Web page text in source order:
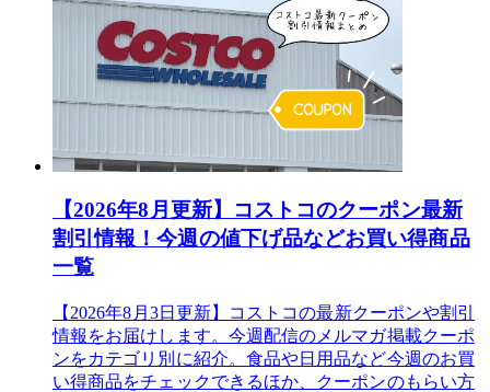
【2026年8月更新】コストコのクーポン最新
割引情報！今週の値下げ品などお買い得商品
一覧
【2026年8月3日更新】コストコの最新クーポンや割引
情報をお届けします。今週配信のメルマガ掲載クーポ
ンをカテゴリ別に紹介。食品や日用品など今週のお買
い得商品をチェックできるほか、クーポンのもらい方